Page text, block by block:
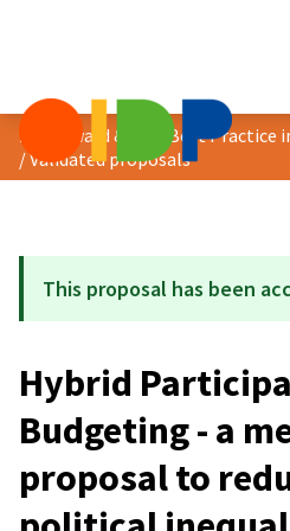
/Validated proposals
This proposal has been
Hybrid
Budgeting - a
proposal to